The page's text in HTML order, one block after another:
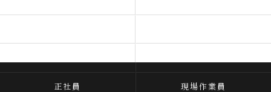
正社員 現場作業員